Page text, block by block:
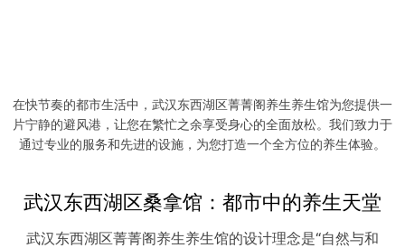
促进血液循环，缓解疲劳。足疗不仅能够放松您的双
脚，还能帮助您恢复整体的活力。
在快节奏的都市生活中，武汉东西湖区菁菁阁养生养生馆为您提供一
片宁静的避风港，让您在繁忙之余享受身心的全面放松。我们致力于
通过专业的服务和先进的设施，为您打造一个全方位的养生体验。
武汉东西湖区桑拿馆：都市中的养生天堂
武汉东西湖区菁菁阁养生养生馆的设计理念是“自然与和